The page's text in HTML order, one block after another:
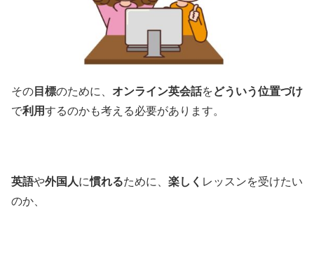
その 目標のために、 オンライン英会話をどういう位置づけ
で利用するのかも考える必要があります。
英語や外国人に慣れるために、 楽しく レッスンを受けたい
のか、